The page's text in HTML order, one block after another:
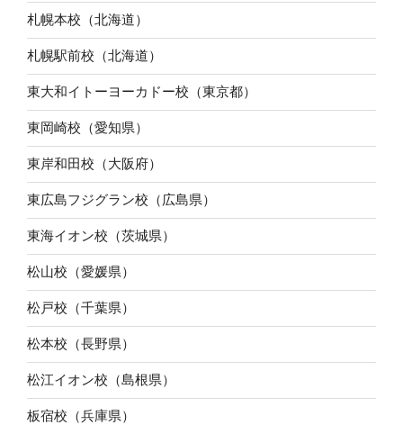
札幌本校（北海道）
札幌駅前校（北海道）
東大和イトーヨーカドー校（東京都）
東岡崎校（愛知県）
東岸和田校（大阪府）
東広島フジグラン校（広島県）
東海イオン校（茨城県）
松山校（愛媛県）
松戸校（千葉県）
松本校（長野県）
松江イオン校（島根県）
板宿校（兵庫県）